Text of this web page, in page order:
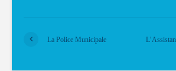
La Police Municipale